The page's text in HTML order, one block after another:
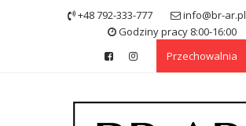
+48 792-333-777
info@br-ar.pl
Godziny pracy 8:00-16:00
Przechowalnia